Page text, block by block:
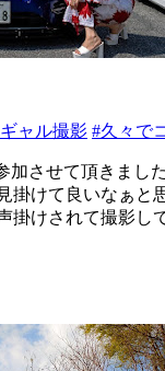
ャル撮影 #久々で
加させて頂きまし
掛けて良いなぁと
掛けされて撮影し